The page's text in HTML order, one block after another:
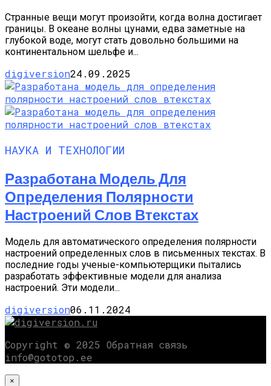
Странные вещи могут произойти, когда волна достигает
границы. В океане волны цунами, едва заметные на
глубокой воде, могут стать довольно большими на
континентальном шельфе и...
digiversion24.09.2025
НАУКА И ТЕХНОЛОГИИ
Разработана Модель Для
Определения Полярности
Настроений Слов Втекстах
Модель для автоматического определения полярности
настроений определенных слов в письменных текстах. В
последние годы ученые-компьютерщики пытались
разработать эффективные модели для анализа
настроений. Эти модели...
digiversion06.11.2024
Copyright © 2025 Обратная связь
info@gototop.ee
×